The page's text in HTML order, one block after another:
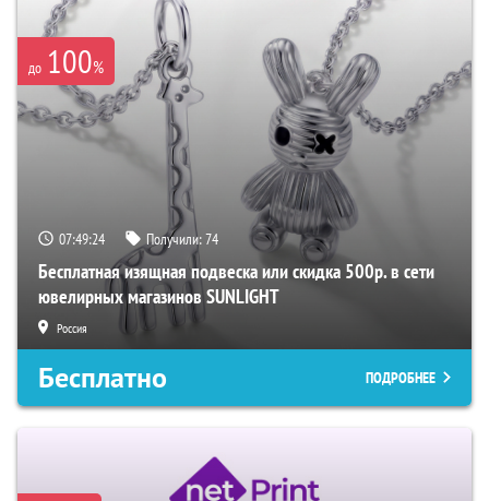
до 100%
07:49:23 Получили:74
Бесплатная изящная подвеска или скидка 500р. в сети
ювелирных магазинов SUNLIGHT
Россия
Бесплатно ПОДРОБНЕЕ